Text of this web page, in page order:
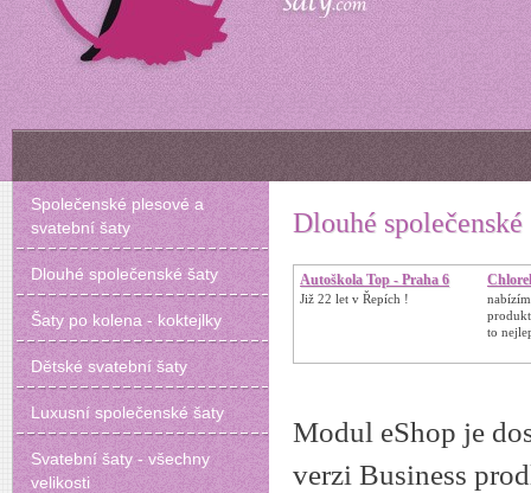
Dlouhé
Autoškola Top - Praha 6
Již 22 let v Řepích !
to
Modul eShop je
verzi Business
Společenské plesové a
svatební šaty
Dlouhé společenské šaty
Šaty po kolena - koktejlky
Dětské svatební šaty
Luxusní společenské šaty
Svatební šaty - všechny
velikosti